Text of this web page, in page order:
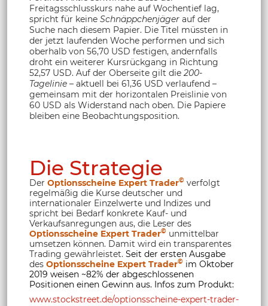
Freitagsschlusskurs nahe auf Wochentief lag,
spricht für keine Schnäppchenjäger auf der
Suche nach diesem Papier. Die Titel müssten in
der jetzt laufenden Woche performen und sich
oberhalb von 56,70 USD festigen, andernfalls
droht ein weiterer Kursrückgang in Richtung
52,57 USD. Auf der Oberseite gilt die 200-
Tagelinie – aktuell bei 61,36 USD verlaufend –
gemeinsam mit der horizontalen Preislinie von
60 USD als Widerstand nach oben. Die Papiere
bleiben eine Beobachtungsposition.
Die Strategie
Der Optionsscheine Expert Trader© verfolgt
regelmäßig die Kurse deutscher und
internationaler Einzelwerte und Indizes und
spricht bei Bedarf konkrete Kauf- und
Verkaufsanregungen aus, die Leser des
Optionsscheine Expert Trader© unmittelbar
umsetzen können. Damit wird ein transparentes
Trading gewährleistet. Seit der ersten Ausgabe
des Optionsscheine Expert Trader© im Oktober
2019 weisen ~82% der abgeschlossenen
Positionen einen Gewinn aus. Infos zum Produkt:
www.stockstreet.de/optionsscheine-expert-trader-